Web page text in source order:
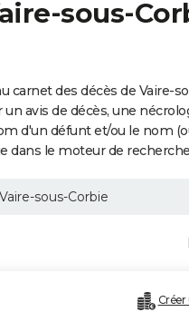
sous-
des décès de Vaire-
avis de décès, une
d'un défunt et/ou le nom
dans le moteur de
Créer